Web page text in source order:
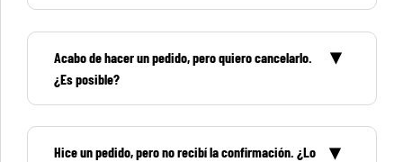
Acabo de hacer un pedido, pero quiero cancelarlo.
¿Es posible?
Hice un pedido, pero no recibí la confirmación. ¿Lo